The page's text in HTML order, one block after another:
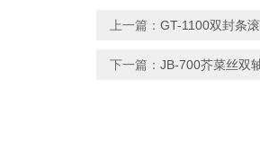
上一篇： GT-1100双封条
下一篇： JB-700芥菜丝双